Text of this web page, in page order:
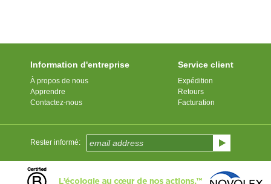
Information d'entreprise
À propos de nous
Apprendre
Contactez-nous
Service client
Expédition
Retours
Facturation
Rester informé: